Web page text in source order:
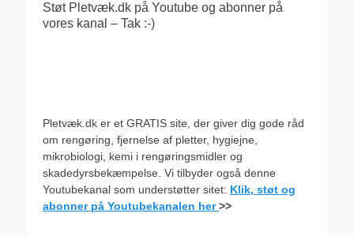
Støt Pletvæk.dk på Youtube og abonner på
vores kanal – Tak :-)
Pletvæk.dk er et GRATIS site, der giver dig gode råd
om rengøring, fjernelse af pletter, hygiejne,
mikrobiologi, kemi i rengøringsmidler og
skadedyrsbekæmpelse. Vi tilbyder også denne
Youtubekanal som understøtter sitet: Klik, støt og
abonner på Youtubekanalen her>>